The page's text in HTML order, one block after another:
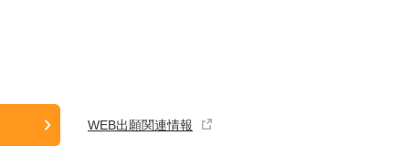
WEB出願関連情報